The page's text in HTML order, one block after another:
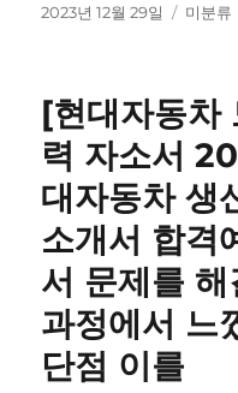
작
2023년 12월 29일
카
미분류
[현대자동차
력 자소서
대자동차 생
소개서 합격
서 문제를
과정에서 느
단점 이를